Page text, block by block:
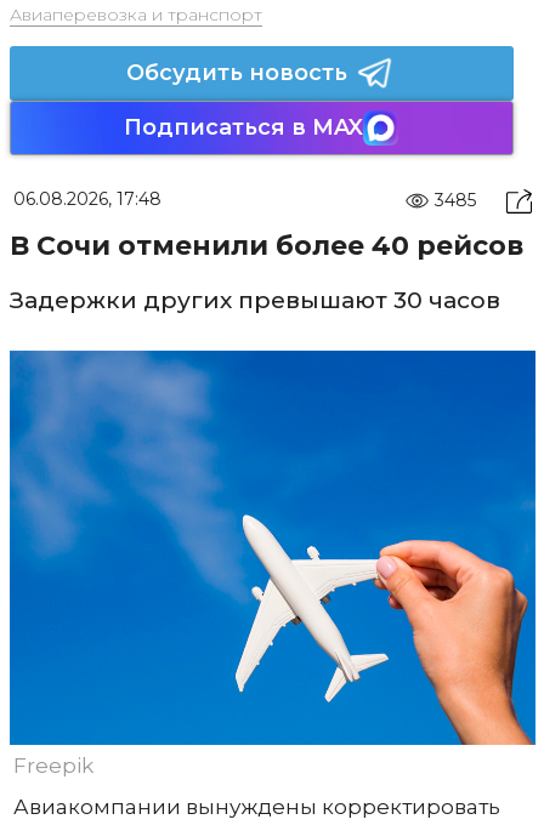
Авиаперевозка и транспорт
Обсудить новость
Подписаться в MAX
06.08.2026, 17:48 3485
В Сочи отменили более 40 рейсов
Задержки других превышают 30 часов
Freepik
Авиакомпании вынуждены корректировать